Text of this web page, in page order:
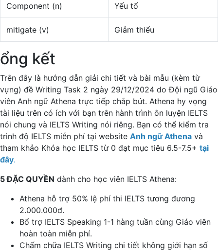
Component (n) Yếu tố
mitigate (v) Giảm thiểu
ổng kết
Trên đây là hướng dẫn giải chi tiết và bài mẫu (kèm từ
vựng) đề Writing Task 2 ngày 29/12/2024 do Đội ngũ Giáo
viên Anh ngữ Athena trực tiếp chắp bút. Athena hy vọng
tài liệu trên có ích với bạn trên hành trình ôn luyện IELTS
nói chung và IELTS Writing nói riêng. Bạn có thể kiểm tra
trình độ IELTS miễn phí tại website Anh ngữ Athena và
tham khảo Khóa học IELTS từ 0 đạt mục tiêu 6.5-7.5+ tại
đây.
5 ĐẶC QUYỀN dành cho học viên IELTS Athena:
Athena hỗ trợ 50% lệ phí thi IELTS tương đương
2.000.000đ.
Bổ trợ IELTS Speaking 1-1 hàng tuần cùng Giáo viên
hoàn toàn miễn phí.
Chấm chữa IELTS Writing chi tiết không giới hạn số